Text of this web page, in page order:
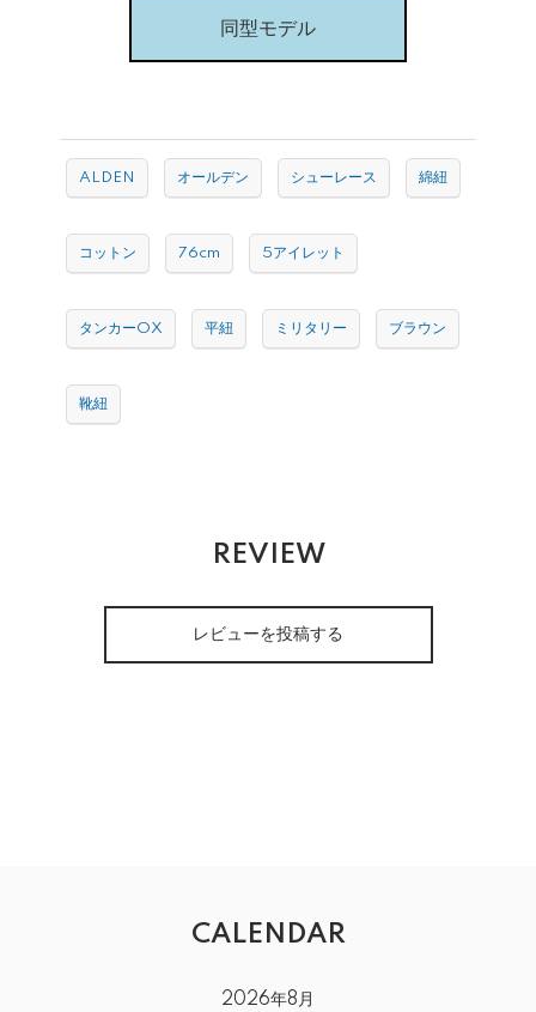
同型モデル
ALDEN オールデン シューレース 綿紐
コットン 76cm 5アイレット
タンカーOX 平紐 ミリタリー ブラウン
靴紐
REVIEW
レビューを投稿する
CALENDAR
2026年8月